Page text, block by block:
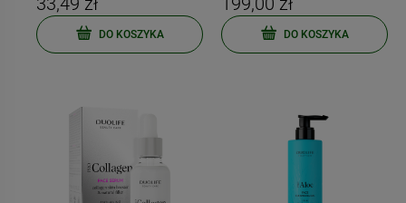
DO KOSZYKA DO KOSZYKA